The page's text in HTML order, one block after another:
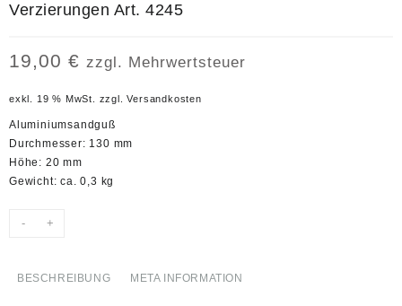
Verzierungen Art. 4245
19,00 € zzgl. Mehrwertsteuer
exkl. 19 % MwSt. zzgl.Versandkosten
Aluminiumsandguß
Durchmesser: 130 mm
Höhe: 20 mm
Gewicht: ca. 0,3 kg
- +
BESCHREIBUNG META INFORMATION